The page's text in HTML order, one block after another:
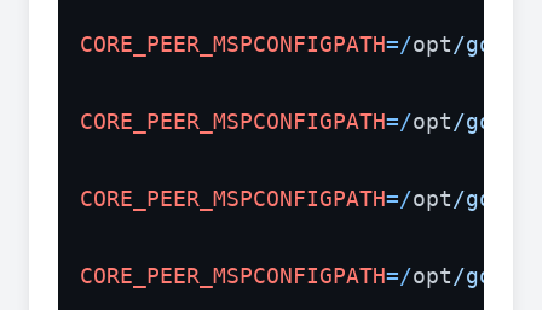
CORE_PEER_MSPCONFIGPATH=/opt/
CORE_PEER_MSPCONFIGPATH=/opt/
CORE_PEER_MSPCONFIGPATH=/opt/
CORE_PEER_MSPCONFIGPATH=/opt/